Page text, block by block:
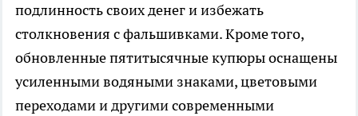
подлинность своих денег и избежать
столкновения с фальшивками. Кроме того,
обновленные пятитысячные купюры оснащены
усиленными водяными знаками, цветовыми
переходами и другими современными